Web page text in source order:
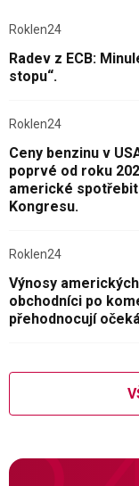
Roklen24
Radev z ECB:
stopu“.
Roklen24
Ceny benzinu v
poprvé od roku
americké
Kongresu.
Roklen24
Výnosy
obchodníci po
přehodnocují